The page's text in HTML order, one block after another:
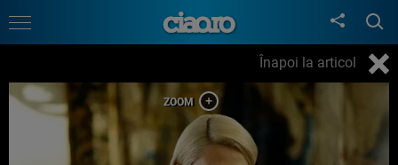
Înapoi la articol